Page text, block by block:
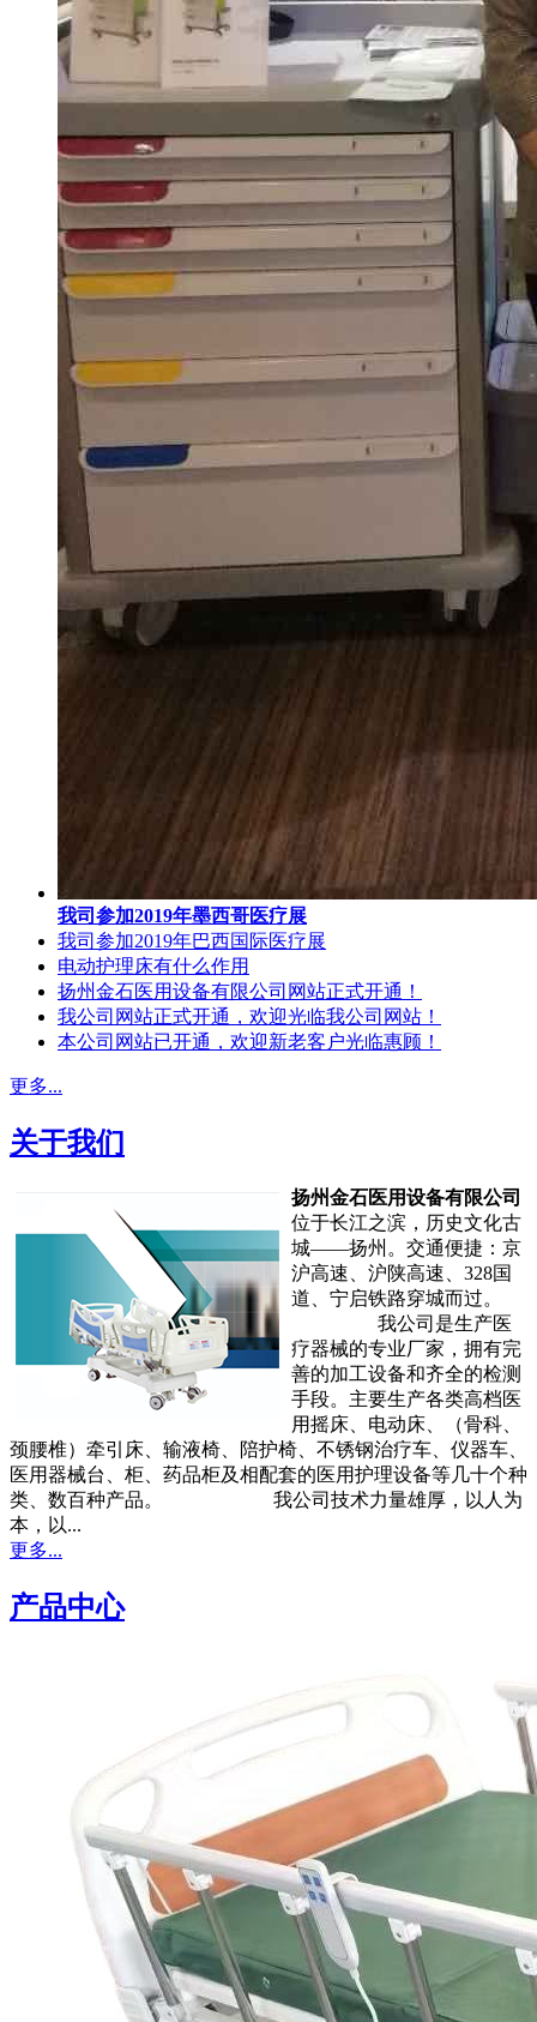
我司参加2019年墨西哥医疗展
我司参加2019年巴西国际医疗展
电动护理床有什么作用
扬州金石医用设备有限公司网站正式开通！
我公司网站正式开通，欢迎光临我公司网站！
本公司网站已开通，欢迎新老客户光临惠顾！
更多...
关于我们
扬州金石医用设备有限公司
位于长江之滨，历史文化古
城——扬州。交通便捷：京
沪高速、沪陕高速、328国
道、宁启铁路穿城而过。
我公司是生产医
疗器械的专业厂家，拥有完
善的加工设备和齐全的检测
手段。主要生产各类高档医
用摇床、电动床、（骨科、
颈腰椎）牵引床、输液椅、陪护椅、不锈钢治疗车、仪器车、
医用器械台、柜、药品柜及相配套的医用护理设备等几十个种
类、数百种产品。 我公司技术力量雄厚，以人为
本，以...
更多...
产品中心